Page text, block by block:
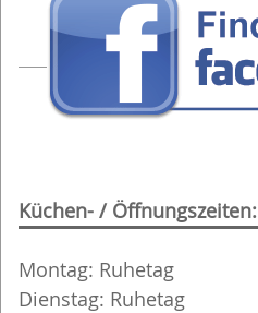
Küchen- / Öffnungszeiten:
Montag: Ruhetag
Dienstag: Ruhetag